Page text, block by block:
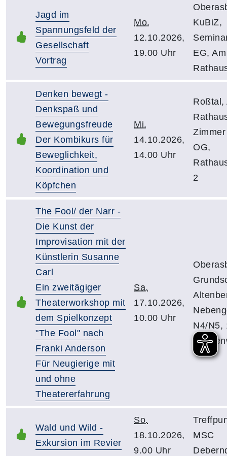
Jagd im
Spannungsfeld der
Gesellschaft
Vortrag
Mo.
12.10.2026,
19.00 Uhr
KuBiZ,
EG, Am
Denken bewegt -
Denkspaß und
Bewegungsfreude
Der Kombikurs für
Beweglichkeit,
Koordination und
Köpfchen
Mi.
14.10.2026,
14.00 Uhr
Roßtal,
OG,
2
The Fool/ der Narr -
Die Kunst der
Improvisation mit der
Künstlerin Susanne
Carl
Ein zweitägiger
Theaterworkshop mit
dem Spielkonzept
"The Fool" nach
Franki Anderson
Für Neugierige mit
und ohne
Theatererfahrung
Sa.
17.10.2026,
10.00 Uhr
N4/N5,
Wald und Wild -
Exkursion im Revier
So.
18.10.2026,
9.00 Uhr
MSC